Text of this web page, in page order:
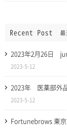
Recent Post
2023年2月26日
2023-5-12
2023年 医薬部外
2023-5-12
Fortunebrows 東